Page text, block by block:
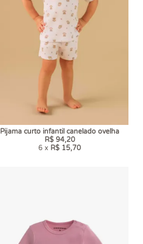
Pijama curto infantil canelado ovelha
R$ 94,20
6 x R$ 15,70